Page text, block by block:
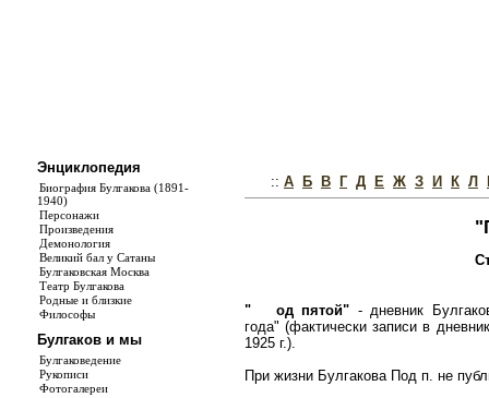
Энциклопедия
Биография Булгакова (1891-
1940)
Персонажи
Произведения
Демонология
Великий бал у Сатаны
Булгаковская Москва
Театр Булгакова
Родные и близкие
Философы
Булгаков и мы
Булгаковедение
Рукописи
Фотогалереи
:: А Б В Г Д Е Ж З И К Л
" од пятой" - дневник
года" (фактически записи в
1925 г.).
При жизни Булгакова Под п. не